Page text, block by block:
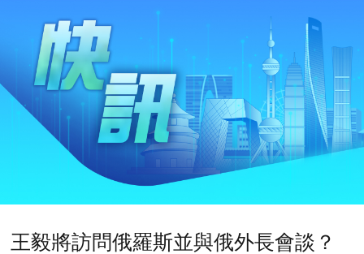
王毅將訪問俄羅斯並與俄外長會談？